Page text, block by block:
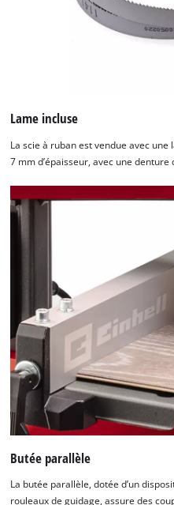
Lame incluse
La scie à ruban est vendue avec
7 mm d’épaisseur, avec une
Butée parallèle
La butée parallèle, dotée d’un
rouleaux de guidage, assure des